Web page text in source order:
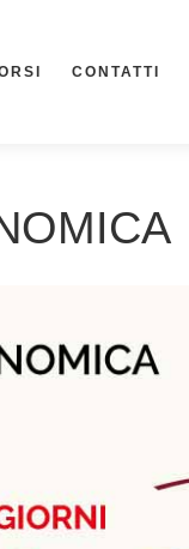
CONTATTI